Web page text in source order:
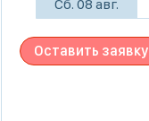
Сб. 08 авг.
Оставить заявку